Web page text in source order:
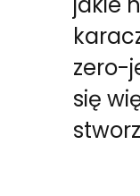
zero-
się